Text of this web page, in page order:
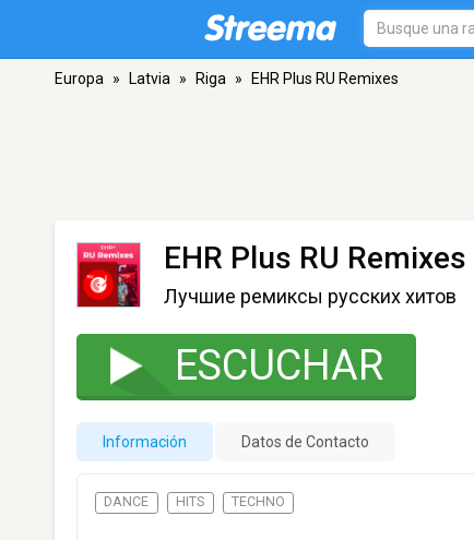
Europa » Latvia » Riga » EHR Plus RU Remixes
EHR Plus RU Remixes
Лучшие ремиксы русских хитов
ESCUCHAR
Información Datos de Contacto
DANCE HITS TECHNO